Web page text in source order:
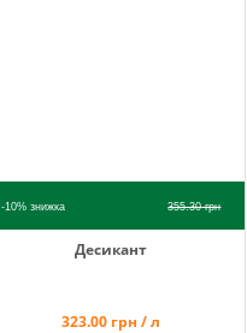
-10%знижка 355.30грн
Десикант
323.00 грн / л